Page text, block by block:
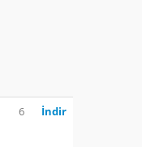
6 İndir